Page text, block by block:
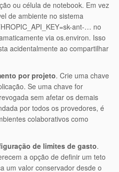
ou célula de notebook. Em vez
de ambiente no sistema
ant-… no
via os.environ. Isso
acidentalmente ao compartilhar
por projeto. Crie uma chave
Se uma chave for
sem afetar os demais
por todos os provedores, é
colaborativos como
de limites de gasto.
a opção de definir um teto
um valor conservador desde o